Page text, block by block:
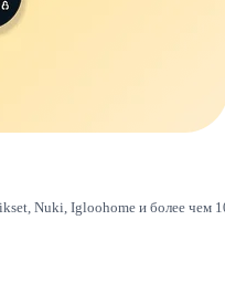
Nuki, Igloohome и более чем